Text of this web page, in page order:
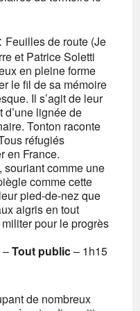
: Feuilles de route (Je
et Patrice Soletti
en pleine forme
le fil de sa mémoire
Il s’agit de leur
lignée de
Tonton raconte
réfugiés
en France.
souriant comme une
comme cette
pied-de-nez que
aigris en tout
pour le progrès
–Tout public– 1h15
de nombreux